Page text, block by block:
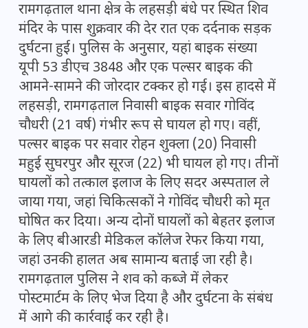
रामगढ़ताल थाना क्षेत्र के लहसड़ी बंधे पर स्थित शिव
मंदिर के पास शुक्रवार की देर रात एक दर्दनाक सड़क
दुर्घटना हुई। पुलिस के अनुसार, यहां बाइक संख्या
यूपी 53 डीएच 3848 और एक पल्सर बाइक की
आमने-सामने की जोरदार टक्कर हो गई। इस हादसे में
लहसड़ी, रामगढ़ताल निवासी बाइक सवार गोविंद
चौधरी (21 वर्ष) गंभीर रूप से घायल हो गए। वहीं,
पल्सर बाइक पर सवार रोहन शुक्ला (20) निवासी
महुई सुघरपुर और सूरज (22) भी घायल हो गए। तीनों
घायलों को तत्काल इलाज के लिए सदर अस्पताल ले
जाया गया, जहां चिकित्सकों ने गोविंद चौधरी को मृत
घोषित कर दिया। अन्य दोनों घायलों को बेहतर इलाज
के लिए बीआरडी मेडिकल कॉलेज रेफर किया गया,
जहां उनकी हालत अब सामान्य बताई जा रही है।
रामगढ़ताल पुलिस ने शव को कब्जे में लेकर
पोस्टमार्टम के लिए भेज दिया है और दुर्घटना के संबंध
में आगे की कार्रवाई कर रही है।